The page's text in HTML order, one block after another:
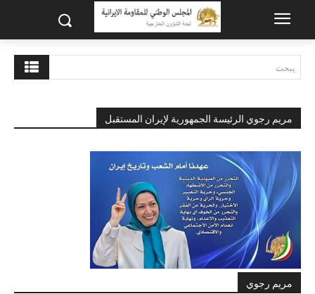
يبحث
مريم رجوي الرئيسة الجمهورية لإيران المستقبل
مريم رجوي